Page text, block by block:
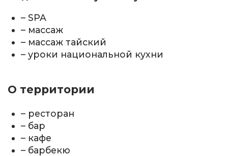
– SPA
– массаж
– массаж тайский
– уроки национальной кухни
О территории
– ресторан
– бар
– кафе
– барбекю